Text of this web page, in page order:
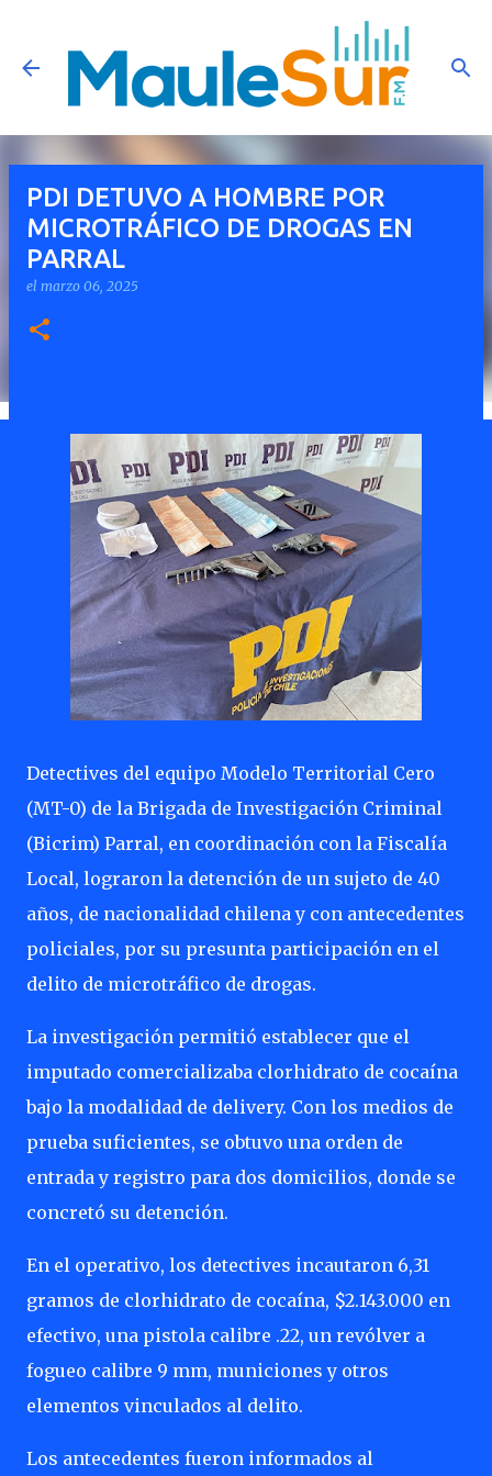
Ir al contenido principal
PDI DETUVO A HOMBRE POR
MICROTRÁFICO DE DROGAS EN
PARRAL
el marzo 06, 2025
Detectives del equipo Modelo Territorial Cero
(MT-0) de la Brigada de Investigación Criminal
(Bicrim) Parral, en coordinación con la Fiscalía
Local, lograron la detención de un sujeto de 40
años, de nacionalidad chilena y con antecedentes
policiales, por su presunta participación en el
delito de microtráfico de drogas.
La investigación permitió establecer que el
imputado comercializaba clorhidrato de cocaína
bajo la modalidad de delivery. Con los medios de
prueba suficientes, se obtuvo una orden de
entrada y registro para dos domicilios, donde se
concretó su detención.
En el operativo, los detectives incautaron 6,31
gramos de clorhidrato de cocaína, $2.143.000 en
efectivo, una pistola calibre .22, un revólver a
fogueo calibre 9 mm, municiones y otros
elementos vinculados al delito.
Los antecedentes fueron informados al